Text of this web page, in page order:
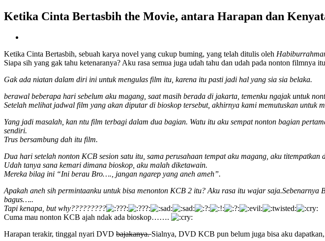
Ketika Cinta Bertasbih the Movie, antara Harapan dan
Ketika Cinta Bertasbih, sebuah karya novel yang cukup buming, yang telah ditulis oleh
Siapa sih yang gak tahu ketenaranya? Aku rasa semua juga udah tahu dan udah pada nonton filmnya
Gak ada niatan dalam diri ini untuk mengulas film itu, karena itu pasti jadi hal yang sia sia belaka.
berawal beberapa hari sebelum aku magang, saat masih berada di jakarta, temenku ngajak untuk
Setelah melihat jadwal film yang akan diputar di bioskop tersebut, akhirnya kami memutuskan untuk
Yang jadi masalah, kan ntu film terbagi dalam dua bagian. Watu itu aku sempat nonton bagian
sendiri.
Trus bersambung dah itu film.
Dua hari setelah nonton KCB sesion satu itu, sama perusahaan tempat aku magang, aku
Udah tanya sana kemari dimana bioskop, aku malah diketawain.
Mereka bilag ini “Ini berau Bro…., jangan ngarep yang aneh ameh”.
Apakah aneh sih permintaanku untuk bisa menonton KCB 2 itu? Aku rasa itu wajar saja.Sebenarnya
bagus…..
Tapi kenapa, but why?????????
Cuma mau nonton KCB ajah ndak ada bioskop…….
Harapan terakir, tinggal nyari DVD bajakanya.Sialnya, DVD KCB pun belum juga bisa aku